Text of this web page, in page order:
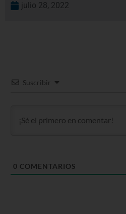
julio 28, 2022
Suscribir
0 COMENTARIOS